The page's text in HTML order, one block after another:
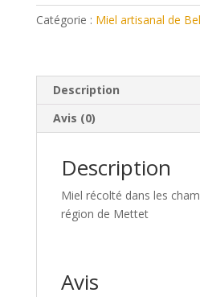
Silphie
Catégorie : Miel artisanal de
Description
Avis (0)
Description
Miel récolté dans les
région de Mettet
Avis